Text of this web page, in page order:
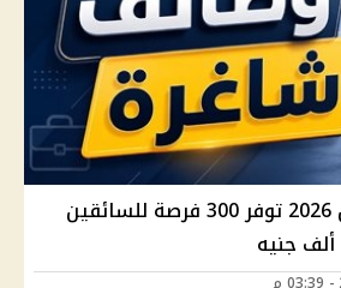
وظائف وزارة العمل 2026 توفر 300 فرصة للسائقين